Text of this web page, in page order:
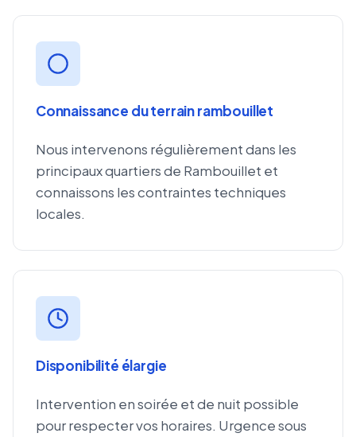
Connaissance du terrain rambouillet
Nous intervenons régulièrement dans les
principaux quartiers de Rambouillet et
connaissons les contraintes techniques
locales.
Disponibilité élargie
Intervention en soirée et de nuit possible
pour respecter vos horaires. Urgence sous